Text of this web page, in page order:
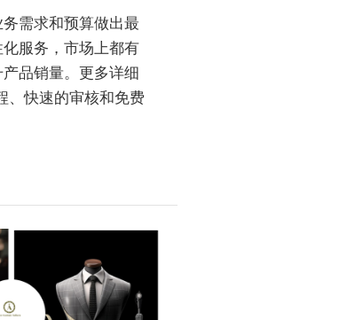
需求和预算做出最
服务，市场上都有
品销量。更多详细
、快速的审核和免费